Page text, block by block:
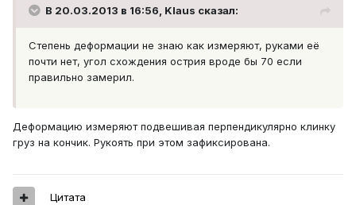
В 20.03.2013 в 16:56, Klaus сказал:
Степень деформации не знаю как измеряют, руками её
почти нет, угол схождения острия вроде бы 70 если
правильно замерил.
Деформацию измеряют подвешивая перпендикулярно клинку
груз на кончик. Рукоять при этом зафиксирована.
Цитата